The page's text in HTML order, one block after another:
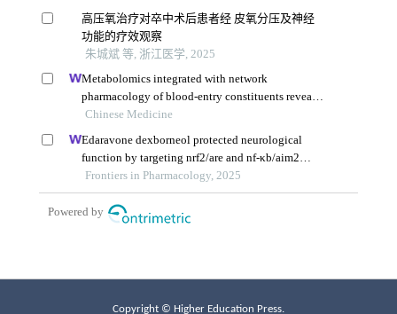
Copyright © Higher Education Press.